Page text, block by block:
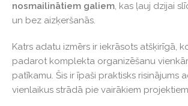
nosmailinātiem galiem, kas ļauj dzijai
un bez aizķeršanās.
Katrs adatu izmērs ir iekrāsots atšķirīgā,
padarot komplekta organizēšanu
patīkamu. Šis ir īpaši praktisks risinājums
vienlaikus strādā pie vairākiem